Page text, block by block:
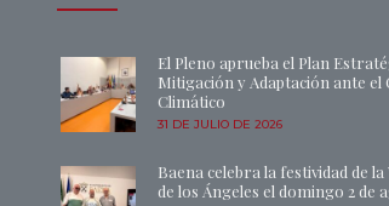
El Pleno aprueba el Plan
Mitigación y Adaptación ante el
Climático
31 DE JULIO DE 2026
Baena celebra la festividad de
de los Ángeles el domingo 2 de